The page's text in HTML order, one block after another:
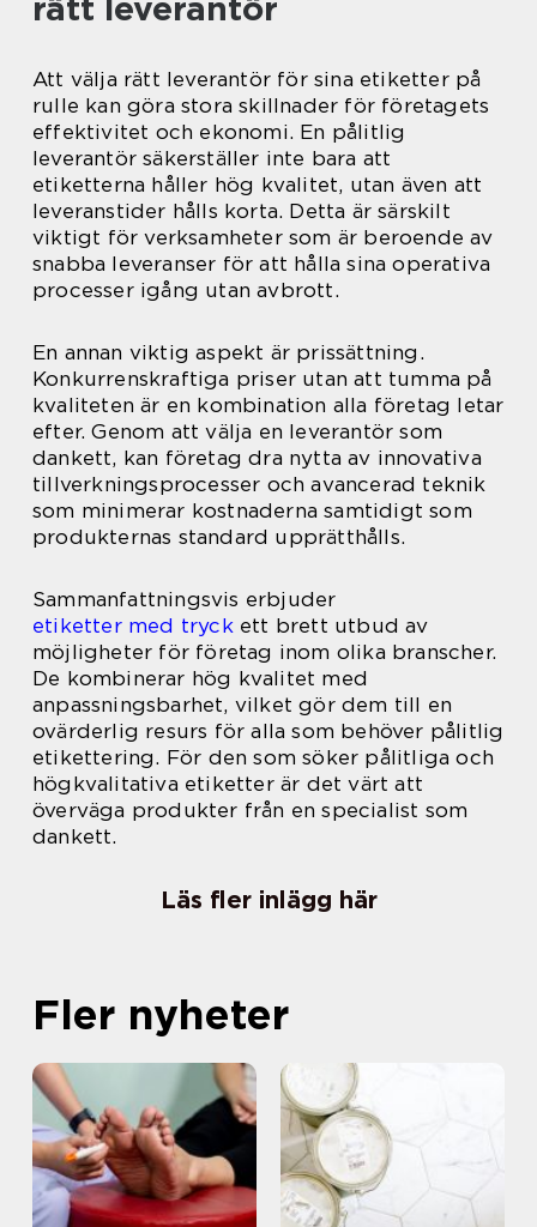
Att välja rätt leverantör för sina etiketter på
rulle kan göra stora skillnader för företagets
effektivitet och ekonomi. En pålitlig
leverantör säkerställer inte bara att
etiketterna håller hög kvalitet, utan även att
leveranstider hålls korta. Detta är särskilt
viktigt för verksamheter som är beroende av
snabba leveranser för att hålla sina operativa
processer igång utan avbrott.
En annan viktig aspekt är prissättning.
Konkurrenskraftiga priser utan att tumma på
kvaliteten är en kombination alla företag letar
efter. Genom att välja en leverantör som
dankett, kan företag dra nytta av innovativa
tillverkningsprocesser och avancerad teknik
som minimerar kostnaderna samtidigt som
produkternas standard upprätthålls.
Sammanfattningsvis erbjuder
etiketter med tryckett brett utbud av
möjligheter för företag inom olika branscher.
De kombinerar hög kvalitet med
anpassningsbarhet, vilket gör dem till en
ovärderlig resurs för alla som behöver pålitlig
etikettering. För den som söker pålitliga och
högkvalitativa etiketter är det värt att
överväga produkter från en specialist som
dankett.
Läs fler inlägg här
Fler nyheter